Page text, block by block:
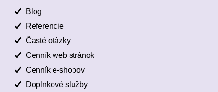
Blog
Referencie
Časté otázky
Cenník web stránok
Cenník e-shopov
Doplnkové služby